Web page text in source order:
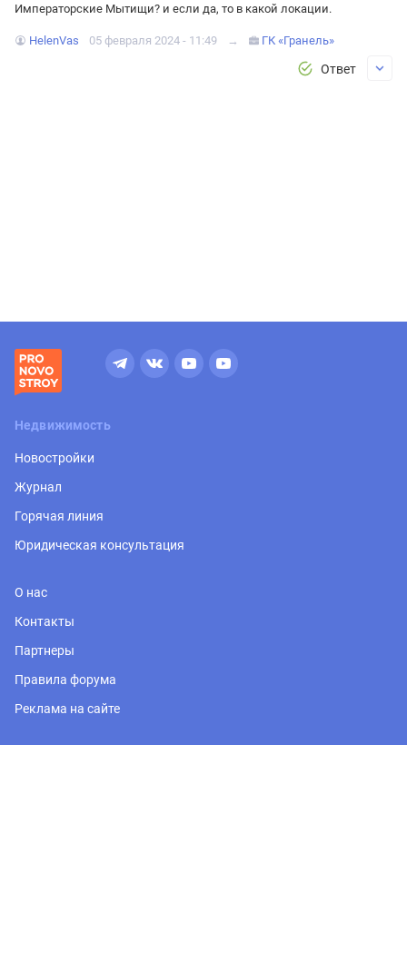
Императорские Мытищи? и если да, то в какой локации.
HelenVas 05 февраля 2024 - 11:49 → ГК «Гранель»
Ответ
Недвижимость
Новостройки
Журнал
Горячая линия
Юридическая консультация
О нас
Контакты
Партнеры
Правила форума
Реклама на сайте